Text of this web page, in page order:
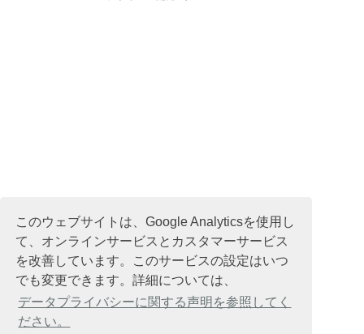
このウェブサイトは、Google Analyticsを使用し
て、オンラインサービスとカスタマーサービス
を改善しています。このサービスの設定はいつ
でも変更できます。詳細については、
データプライバシーに関する声明を参照してく
ださい。